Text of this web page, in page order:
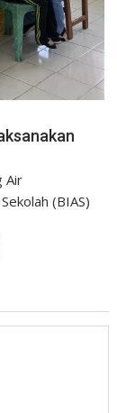
Air
(BIAS)